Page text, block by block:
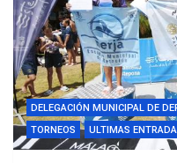
DELEGACIÓN MUNICIPAL DE
TORNEOS
ULTIMAS